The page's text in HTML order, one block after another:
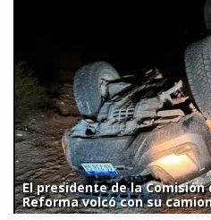
El presidente de la Comisión
Reforma volcó con su